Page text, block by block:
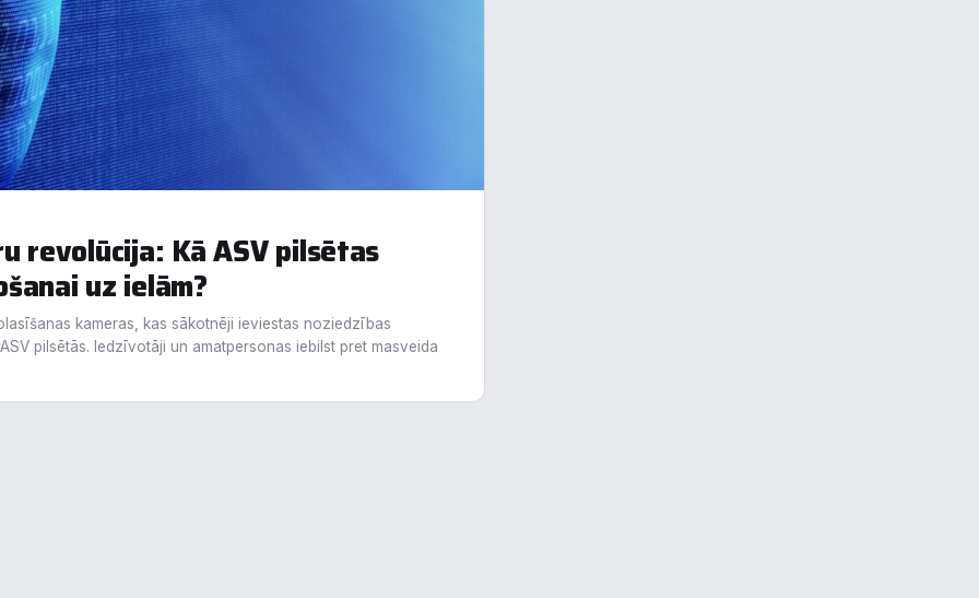
revolūcija: Kā ASV pilsētas
uz ielām?
kameras, kas sākotnēji ieviestas noziedzības
pilsētās. Iedzīvotāji un amatpersonas iebilst pret masveida
visu Saglabāt preferences